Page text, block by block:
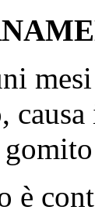
è